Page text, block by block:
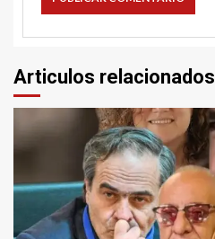
Articulos relacionados